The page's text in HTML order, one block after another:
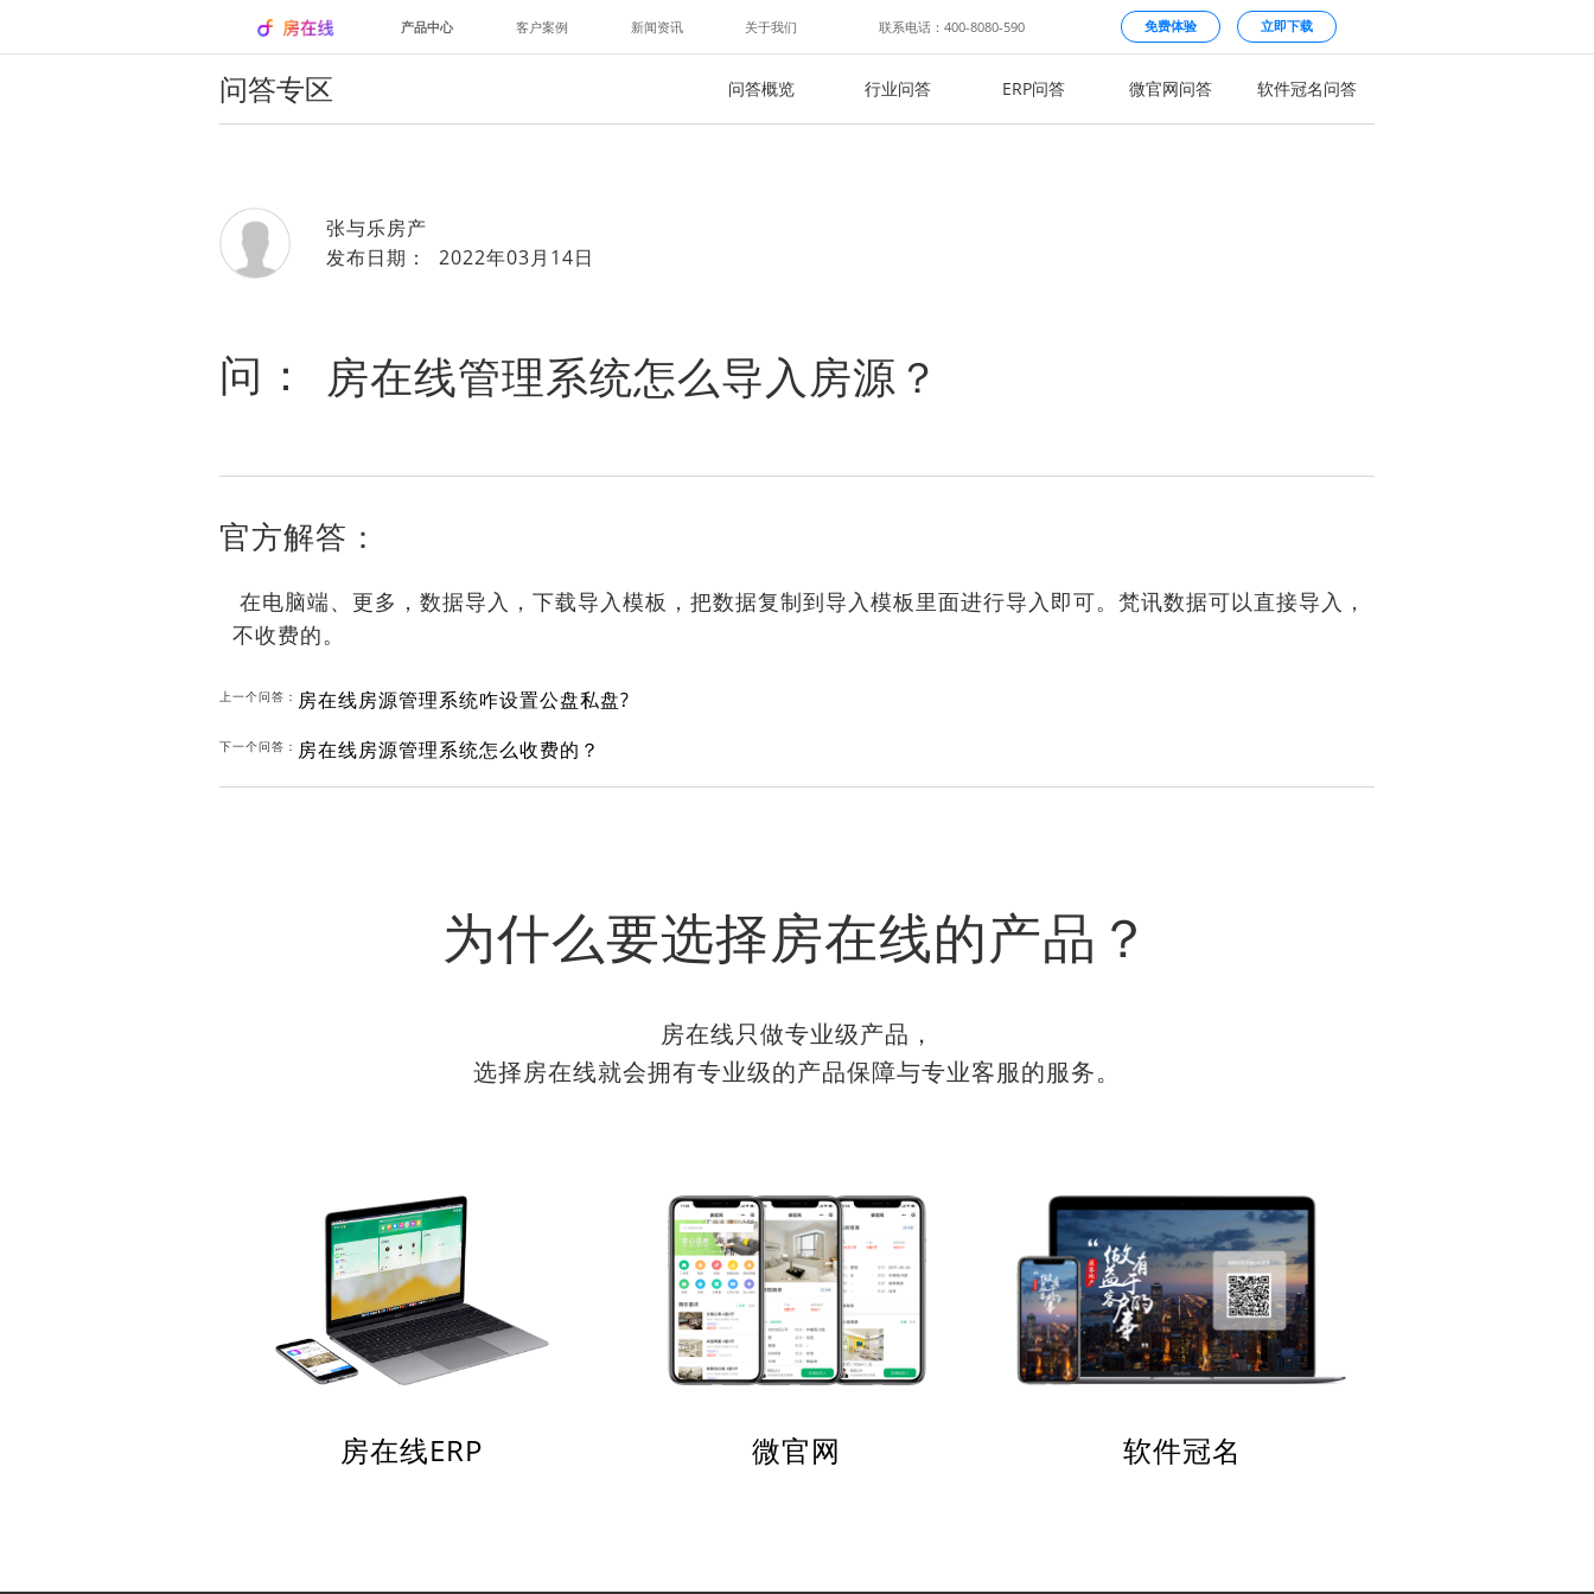
产品中心 客户案例 新闻资讯 关于我们 联系电话：400-8080-590 免费体验 立即下载
问答专区 问答概览 行业问答 ERP问答 微官网问答 软件冠名问答
张与乐房产
发布日期： 2022年03月14日
问： 房在线管理系统怎么导入房源？
官方解答：
在电脑端、更多，数据导入，下载导入模板，把数据复制到导入模板里面进行导入即可。梵讯数据可以直接导入，
不收费的。
上一个问答： 房在线房源管理系统咋设置公盘私盘?
下一个问答： 房在线房源管理系统怎么收费的？
为什么要选择房在线的产品？
房在线只做专业级产品，
选择房在线就会拥有专业级的产品保障与专业客服的服务。
房在线ERP 微官网 软件冠名